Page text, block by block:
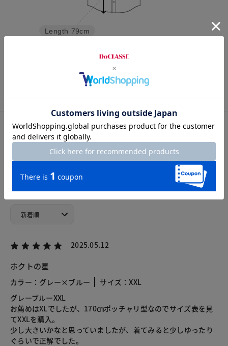
Length 79cm
M L XL
カスタマーレビュー
4.4
2025.05.12
ホクトの星
カラー：グレー×ブルー
サイズ：XXL
グレーブルーXXL
お薦めはXLでしたが、170㎝ポッチャリ型なのでサイズ表を見
てXXLを購入。
少し大きいかなと思っていましたが、着てみると少しゆったり
ぐらいで正解でした。